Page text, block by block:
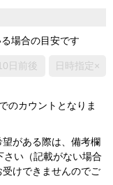
場合の目安です
日前後 日時指定×
のカウントとなりま
がある際は、備考欄
い（記載がない場合
けできませんのでご